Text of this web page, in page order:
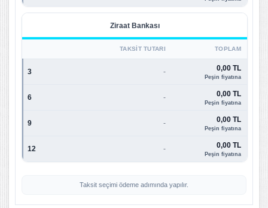
Ziraat Bankası
TAKSIT TUTARI TOPLAM
3 - 0,00 TL
Peşin fiyatına
6 - 0,00 TL
Peşin fiyatına
9 - 0,00 TL
Peşin fiyatına
12 - 0,00 TL
Peşin fiyatına
Taksit seçimi ödeme adımında yapılır.